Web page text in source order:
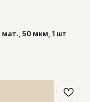
50 мкм, 1 шт